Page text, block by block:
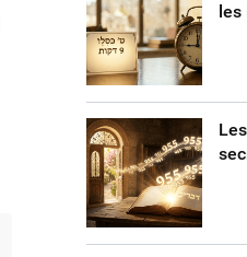
article: L'étude du Traité Kinim
les